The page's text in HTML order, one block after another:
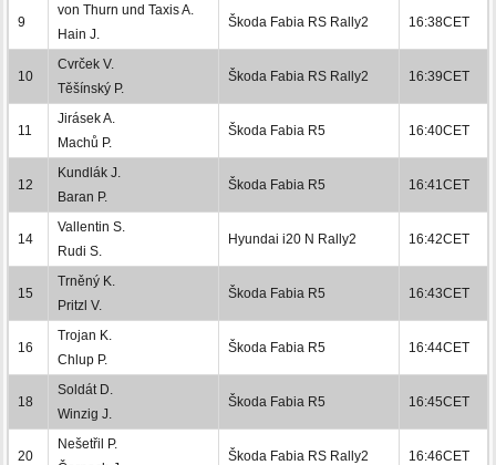
9
von Thurn und Taxis A.
Hain J.
Škoda Fabia RS Rally2 16:38CET
10
Cvrček V.
Těšínský P.
Škoda Fabia RS Rally2 16:39CET
11
Jirásek A.
Machů P.
Škoda Fabia R5 16:40CET
12
Kundlák J.
Baran P.
Škoda Fabia R5 16:41CET
14
Vallentin S.
Rudi S.
Hyundai i20 N Rally2 16:42CET
15
Trněný K.
Pritzl V.
Škoda Fabia R5 16:43CET
16
Trojan K.
Chlup P.
Škoda Fabia R5 16:44CET
18
Soldát D.
Winzig J.
Škoda Fabia R5 16:45CET
20
Nešetřil P.
Škoda Fabia RS Rally2 16:46CET